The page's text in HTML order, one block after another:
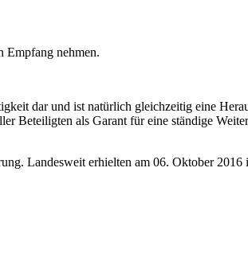
Empfang nehmen.
dar und ist natürlich gleichzeitig eine
Beteiligten als Garant für eine ständige
Landesweit erhielten am 06. Oktober 2016